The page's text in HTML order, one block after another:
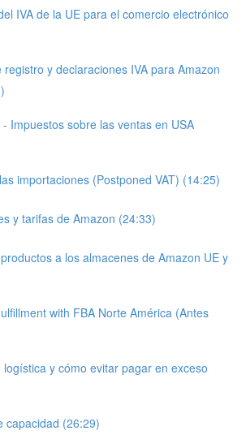
IVA de la UE para el comercio electrónico
registro y declaraciones IVA para Amazon
- Impuestos sobre las ventas en USA
importaciones (Postponed VAT) (14:25)
y tarifas de Amazon (24:33)
a los almacenes de Amazon UE y
with FBA Norte América (Antes
logística y cómo evitar pagar en exceso
capacidad (26:29)